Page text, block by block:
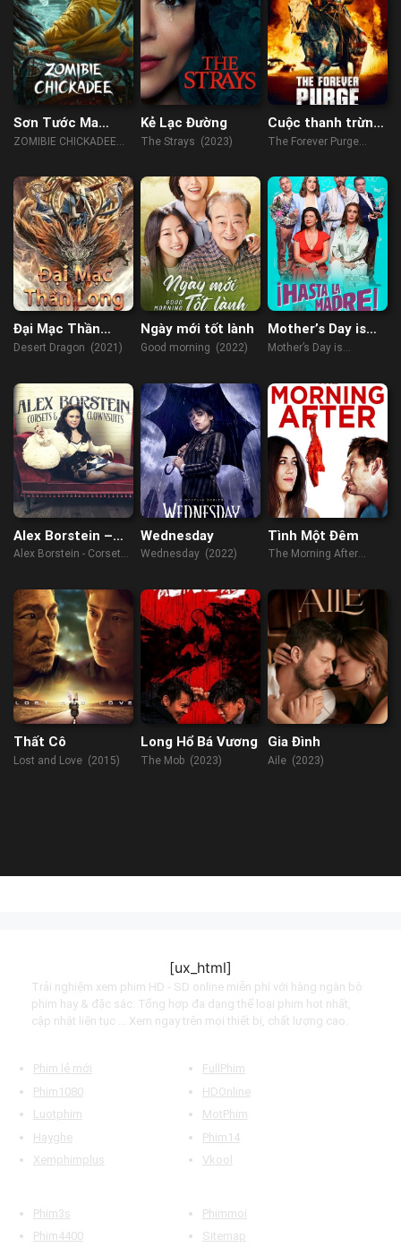
Sơn Tước Ma
Thây
ZOMIBIE CHICKADEE
Kẻ Lạc Đường
The Strays (2023)
Cuộc thanh trừng
vĩnh viễn
The Forever Purge
Đại Mạc Thần
Long
Desert Dragon (2021)
Ngày mới tốt lành
Good morning (2022)
Mother’s Day is
Cancelled
Mother’s Day is
Alex Borstein –
Corsets & Clown
Alex Borstein - Corsets
Wednesday
Wednesday (2022)
Tình Một Đêm
The Morning After
Thất Cô
Lost and Love (2015)
Long Hổ Bá Vương
The Mob (2023)
Gia Đình
Aile (2023)